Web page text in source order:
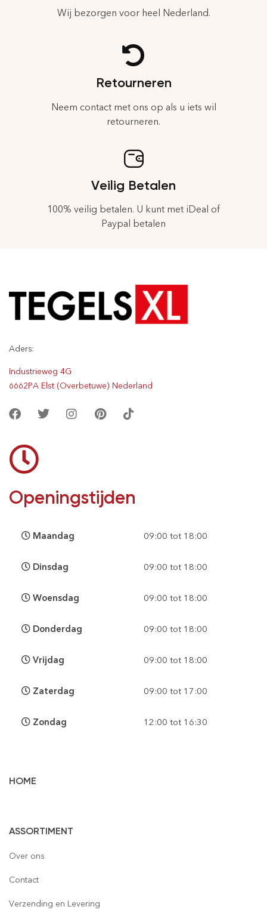
Wij bezorgen voor heel Nederland.
Retourneren
Neem contact met ons op als u iets wil
retourneren.
Veilig Betalen
100% veilig betalen. U kunt met iDeal of
Paypal betalen
Aders:
Industrieweg 4G
6662PA Elst (Overbetuwe) Nederland
HOME
ASSORTIMENT
Over ons
Contact
Verzending en Levering
Openingstijden
Maandag 09:00 tot 18:00
Dinsdag 09:00 tot 18:00
Woensdag 09:00 tot 18:00
Donderdag 09:00 tot 18:00
Vrijdag 09:00 tot 18:00
Zaterdag 09:00 tot 17:00
Zondag 12:00 tot 16:30